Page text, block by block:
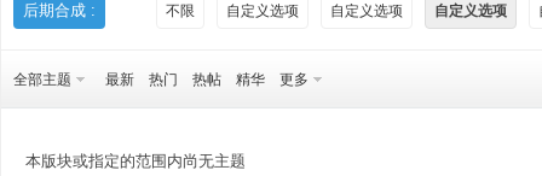
后期合成 : 不限 自定义选项 自定义选项 自定义选项
全部主题 最新 热门 热帖 精华 更多
本版块或指定的范围内尚无主题